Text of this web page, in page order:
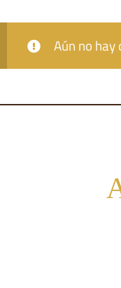
Aún no hay